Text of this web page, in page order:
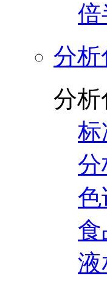
倍
分析
分析
标
分
色
液